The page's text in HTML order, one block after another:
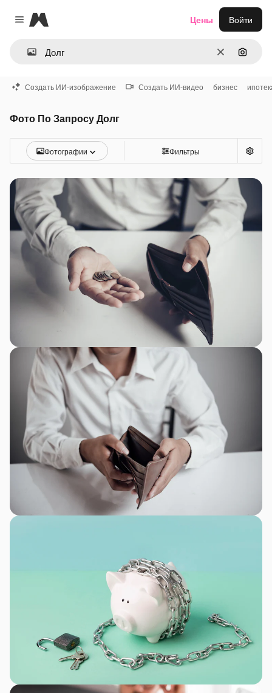
Close menu
Magnific
ОчиститьПоиск
Цены Войти
Создать ИИ-изображение Создать ИИ-видео бизнес
Фото По Запросу Долг
Фотографии Фильтры